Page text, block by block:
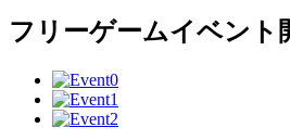
フリーゲームイベント